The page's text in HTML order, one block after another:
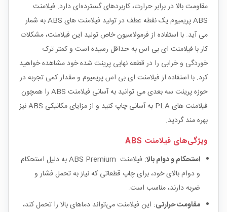
مقاومت بالا در برابر حرارت، کاربردهای گسترده‌ای دارد. فیلامنت
ABS پریمیوم یک نقطه عطف در تولید فیلامنت های ABS به شمار
می آید. با استفاده از فرمولاسیون خاص تولید این فیلامنت، مشکلات
کار با فیلامنت ای بی اس به حداقل رسیده است و کمتر ترک
خوردگی و خرابی را در قطعه نهایی پرینت شده خود مشاهده خواهید
کرد. با استفاده از فیلامنت ای بی اس پریمیوم و مقدار کمی تجربه در
حوزه پرینت سه بعدی می توانید به آسانی فیلامنت ABS را همچون
فیلامنت های PLA به آسانی چاپ کنید و از مزایای مکانیکی ABS نیز
بهره مند گردید.
ویژگی‌های فیلامنت ABS
استحکام و دوام بالا
: فیلامنت ABS Premium به دلیل استحکام
و دوام بالای خود، برای چاپ قطعاتی که نیاز به تحمل فشار و
ضربه دارند، مناسب است.
مقاومت حرارتی: این فیلامنت می‌تواند دماهای بالا را تحمل کند،